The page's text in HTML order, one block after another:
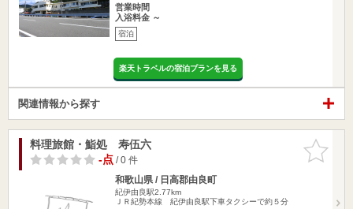
営業時間
入浴料金 ～
宿泊
楽天トラベルの宿泊プランを見る
関連情報から探す
お気に入
りに追加
料理旅館・鮨処 寿伍六
-点/ 0 件
和歌山県 / 日高郡由良町
紀伊由良駅2.77km
ＪＲ紀勢本線 紀伊由良駅下車タクシーで約５分